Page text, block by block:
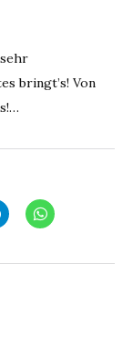
bringt’s! Von